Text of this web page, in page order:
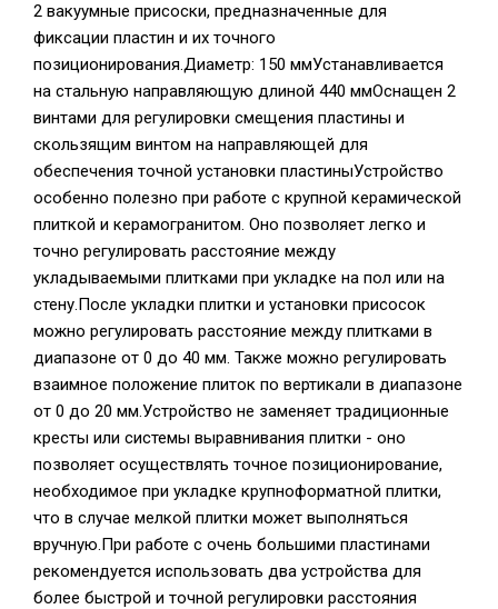
2 вакуумные присоски, предназначенные для
фиксации пластин и их точного
позиционирования.Диаметр: 150 ммУстанавливается
на стальную направляющую длиной 440 ммОснащен 2
винтами для регулировки смещения пластины и
скользящим винтом на направляющей для
обеспечения точной установки пластиныУстройство
особенно полезно при работе с крупной керамической
плиткой и керамогранитом. Оно позволяет легко и
точно регулировать расстояние между
укладываемыми плитками при укладке на пол или на
стену.После укладки плитки и установки присосок
можно регулировать расстояние между плитками в
диапазоне от 0 до 40 мм. Также можно регулировать
взаимное положение плиток по вертикали в диапазоне
от 0 до 20 мм.Устройство не заменяет традиционные
кресты или системы выравнивания плитки - оно
позволяет осуществлять точное позиционирование,
необходимое при укладке крупноформатной плитки,
что в случае мелкой плитки может выполняться
вручную.При работе с очень большими пластинами
рекомендуется использовать два устройства для
более быстрой и точной регулировки расстояния